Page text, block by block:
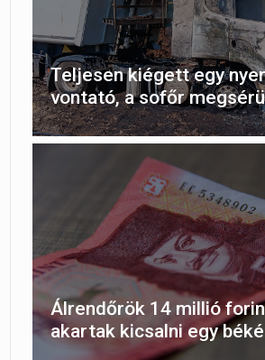
Teljesen kiégett egy
vontató, a sofőr
Álrendőrök 14 millió
akartak kicsalni egy